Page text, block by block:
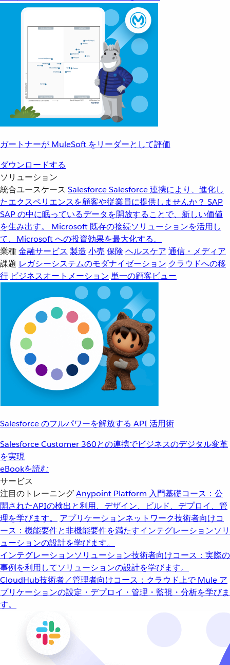
ガートナーが MuleSoft をリーダーとして評価
ダウンロードする
ソリューション
統合ユースケース SalesforceSalesforce 連携により、進化し
たエクスペリエンスを顧客や従業員に提供しませんか？ SAP
SAP の中に眠っているデータを開放することで、新しい価値
を生み出す。
Microsoft 既存の接続ソリューションを活用し
て、Microsoft への投資効果を最大化する。
業種金融サービス 製造 小売 保険 ヘルスケア 通信・メディア
課題 レガシーシステムのモダナイゼーション クラウドへの移
行 ビジネスオートメーション 単一の顧客ビュー
Salesforce のフルパワーを解放する API 活用術
Salesforce Customer 360との連携でビジネスのデジタル変革
を実現
eBookを読む
サービス
注目のトレーニングAnypoint Platform 入門基礎コース：公
開されたAPIの検出と利用、デザイン、ビルド、デプロイ、管
理を学びます。
アプリケーションネットワーク技術者向けコ
ース：機能要件と非機能要件を満たすインテグレーションソリ
ューションの設計を学びます。
インテグレーションソリューション技術者向けコース：実際の
事例を利用してソリューションの設計を学びます。
CloudHub技術者／管理者向けコース：クラウド上で Mule ア
プリケーションの設定・デプロイ・管理・監視・分析を学びま
す。